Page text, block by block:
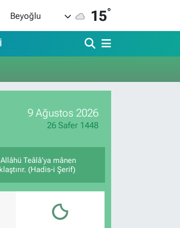
Beyoğlu 15°
9 Ağustos 2026
26 Safer 1448
Teâlâ’ya mânen
(Hadis-i Şerif)